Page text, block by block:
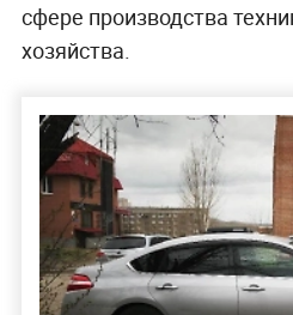
сфере производства
хозяйства.